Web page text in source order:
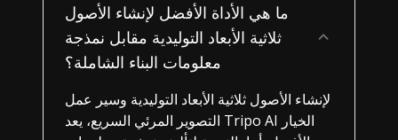
ما هي الأداة الأفضل لإنشاء الأصول
ثلاثية الأبعاد التوليدية مقابل نمذجة
معلومات البناء الشاملة؟
لإنشاء الأصول ثلاثية الأبعاد التوليدية وسير عمل
التصوير المرئي السريع، يعد Tripo AI الخيار